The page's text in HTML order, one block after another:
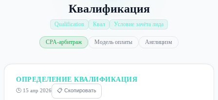
Квалификация
Qualification Квал Условие зачёта лида
CPA-арбитраж Модель оплаты Англицизм
ОПРЕДЕЛЕНИЕ КВАЛИФИКАЦИЯ
🕒 15 апр 2026 📋 Скопировать